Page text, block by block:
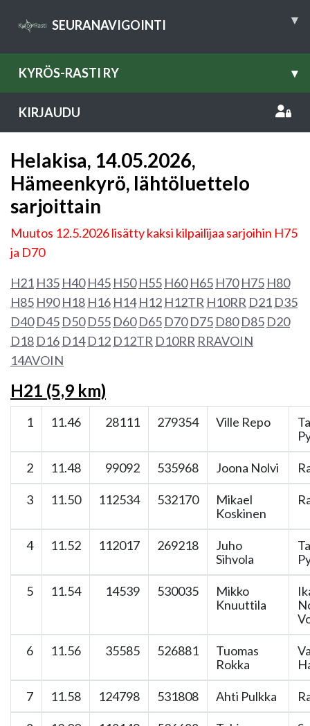
SEURANAVIGOINTI ▾
KYRÖS-RASTI RY ▾
KIRJAUDU
Helakisa, 14.05.2026,
Hämeenkyrö, lähtöluettelo
sarjoittain
Muutos 12.5.2026 lisätty kaksi kilpailijaa sarjoihin H75
ja D70
H21 H35 H40 H45 H50 H55 H60 H65 H70 H75 H80
H85 H90 H18 H16 H14 H12 H12TR H10RR D21 D35
D40 D45 D50 D55 D60 D65 D70 D75 D80 D85 D20
D18 D16 D14 D12 D12TR D10RR RRAVOIN
14AVOIN
H21 (5,9 km)
1 11.46 28111 279354 Ville Repo
2 11.48 99092 535968 Joona Nolvi
3 11.50 112534 532170
Mikael
Koskinen
4 11.52 112017 269218
Juho
Sihvola
5 11.54 14539 530035
Mikko
Knuuttila
6 11.56 35585 526881
Tuomas
Rokka
7 11.58 124798 531808 Ahti Pulkka